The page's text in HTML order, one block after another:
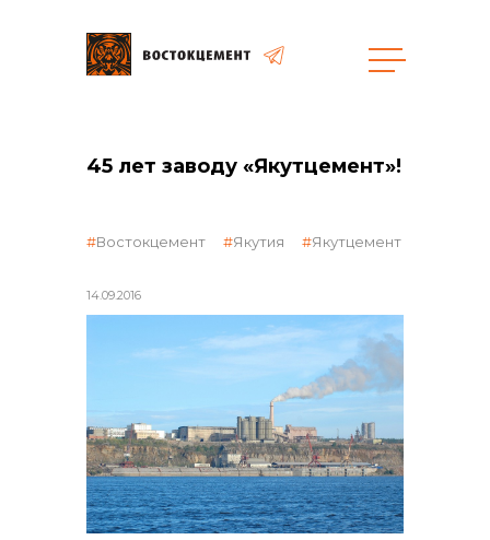
общая информация
объявленные закупки
реализация неликвидов
45 лет заводу «Якутцемент»!
14.09.2016
Востокцемент Якутия Якутцемент